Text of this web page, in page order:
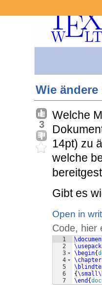
Wie
3
Welche
14pt) zu
welche
Gibt es
Open in
Code, hier
1
2
3
4
5
6
7
\begin{
\chapter
{
\end {